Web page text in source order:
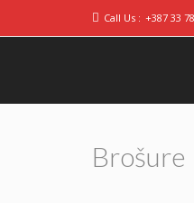
Call Us : +387 33
Brošure